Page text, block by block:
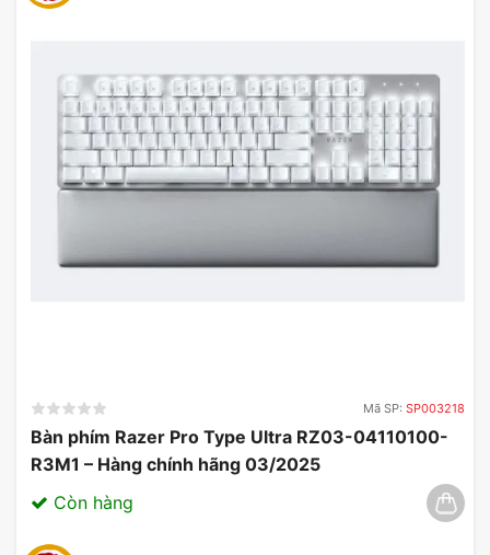
Mua ngay không dây Logitech B175 chính hãng,
cửa hàng Mygear, bạn vui lòng đến cửa hàng gần
nhất để trải nghiệm nhé.
Mã SP: SP003218
Bàn phím Razer Pro Type Ultra RZ03-04110100-
R3M1 – Hàng chính hãng 03/2025
Còn hàng